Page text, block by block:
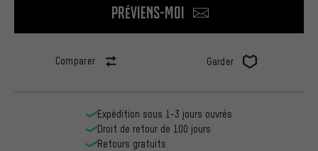
Préviens-moi
Comparer Garder
Expédition sous 1-3 jours ouvrés
Droit de retour de 100 jours
Retours gratuits